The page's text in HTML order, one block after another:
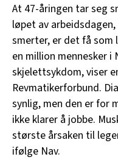
At 47-åringen tar seg
løpet av
smerter, er det få som
en million mennesker i
skjelettsykdom, viser
Revmatikerforbund.
synlig, men den er for
ikke klarer å jobbe.
største årsaken til
ifølge Nav.